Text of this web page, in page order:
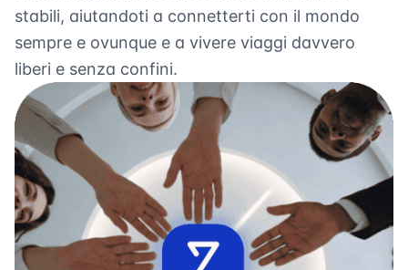
stabili, aiutandoti a connetterti con il mondo
sempre e ovunque e a vivere viaggi davvero
liberi e senza confini.